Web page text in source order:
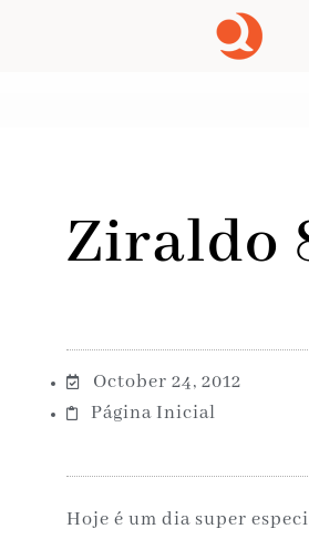
Ziraldo
October 24, 2012
Página Inicial
Hoje é um dia super